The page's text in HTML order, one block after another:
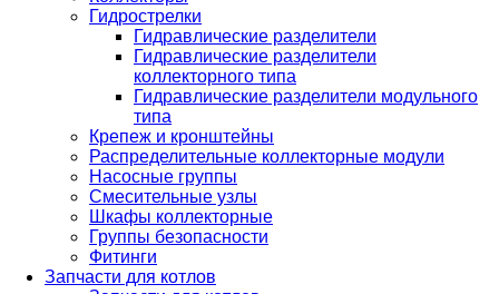
Гидрострелки
Гидравлические разделители
Гидравлические разделители
коллекторного типа
Гидравлические разделители модульного
типа
Крепеж и кронштейны
Распределительные коллекторные модули
Насосные группы
Смесительные узлы
Шкафы коллекторные
Группы безопасности
Фитинги
Запчасти для котлов